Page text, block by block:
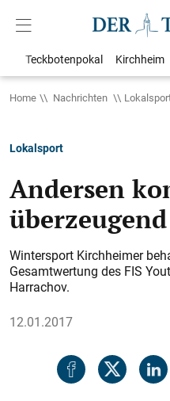
Teckbotenpokal Kirchheim
Home Nachrichten
Lokalsport
Andersen
überzeugend
Wintersport Kirchheimer
Gesamtwertung des FIS
Harrachov.
12.01.2017